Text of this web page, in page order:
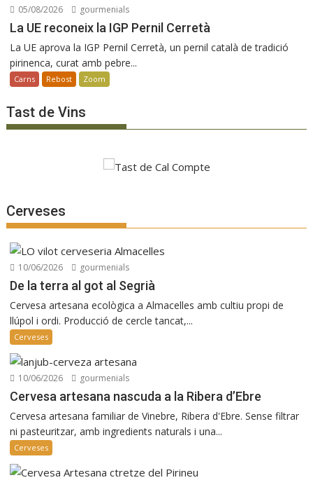
05/08/2026 gourmenials
La UE reconeix la IGP Pernil Cerretà
La UE aprova la IGP Pernil Cerretà, un pernil català de tradició
pirinenca, curat amb pebre...
Carns Rebost Zoom
Tast de Vins
Cerveses
10/06/2026 gourmenials
De la terra al got al Segrià
Cervesa artesana ecològica a Almacelles amb cultiu propi de
llúpol i ordi. Producció de cercle tancat,...
Cerveses
10/06/2026 gourmenials
Cervesa artesana nascuda a la Ribera d’Ebre
Cervesa artesana familiar de Vinebre, Ribera d'Ebre. Sense filtrar
ni pasteuritzar, amb ingredients naturals i una...
Cerveses